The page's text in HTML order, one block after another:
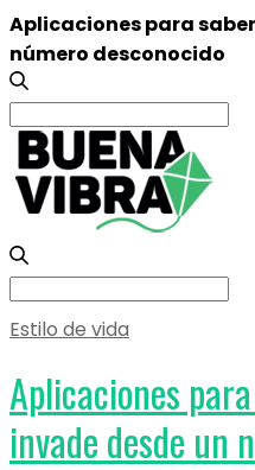
Aplicaciones para
número desconocido
Search
for:
Search
Estilo de vida
Aplicaciones
invade desde un